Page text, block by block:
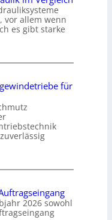
vor allem wenn
es gibt starke
für
2026 sowohl